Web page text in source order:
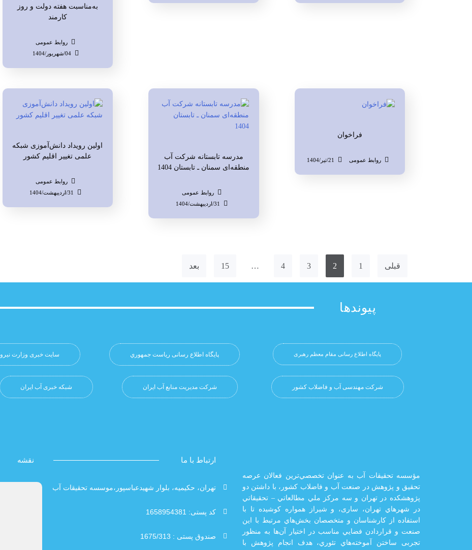
به‌مناسبت هفته دولت و روز
کارمند
روابط عمومی
04/شهریور/1404
فراخوان
روابط عمومی 21/تیر/1404
مدرسه تابستانه شرکت آب
منطقه‌ای سمنان ـ تابستان 1404
روابط عمومی
31/اردیبهشت/1404
اولین رویداد دانش‌آموزی شبکه
علمی تغییر اقلیم کشور
روابط عمومی
31/اردیبهشت/1404
قبلی 1
2
3
4
…
15 بعد
پیوندها
پایگاه اطلاع رسانی مقام معظم رهبری پایگاه اطلاع رسانی ریاست جمهوري سایت خبری وزارت نیرو
شرکت مهندسی آب و فاضلاب کشور شرکت مدیریت منابع آب ایران شبکه خبری آب ایران
مؤسسه تحقيقات آب به عنوان تخصصي‌ترين فعالان عرصه
تحقيق و پژوهش در صنعت آب و فاضلاب كشور، با داشتن دو
پژوهشكده در تهران و سه مركز ملي مطالعاتي – تحقيقاتي
در شهرهاي تهران،‌ ساری، و شيراز‌ همواره كوشيده تا با
استفاده از كارشناسان و متخصصان بخش‌هاي مرتبط با اين
صنعت و قراردادن فضايي مناسب در اختيار آن‌ها به منظور
تجربی ساختن آموخته‌هاي تئوري، هدف انجام پژوهش با
ارتباط با ما
تهران، حکیمیه، بلوار شهیدعباسپور،موسسه تحقیقات آب
کد پستی: 1658954381
صندوق پستی : 1675/313
نقشه